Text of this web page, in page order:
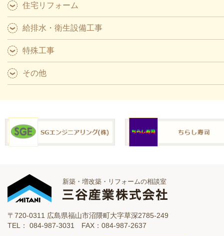
住宅リフォーム
給排水・衛生設備工事
特殊工事
その他
新築・増改築・リフォームの相談室
〒720-0311 広島県福山市沼隈町大字草深2785-249
TEL： 084-987-3031 FAX：084-987-2637